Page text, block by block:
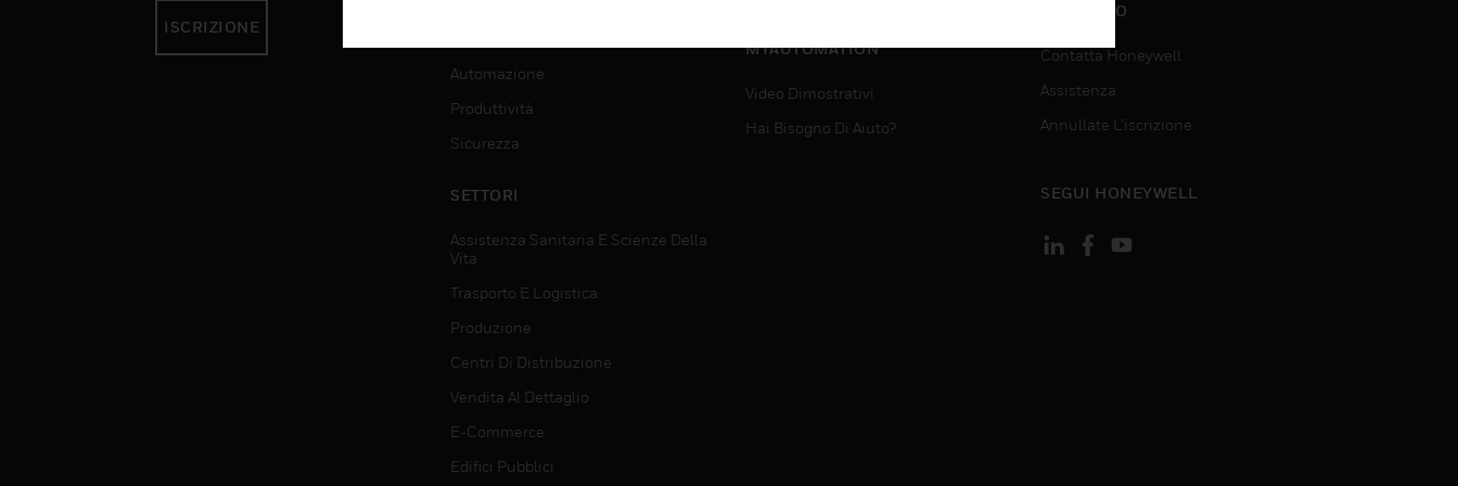
ISCRIZIONE
Automazione
Produttività
Sicurezza
SETTORI
Assistenza Sanitaria E Scienze Della
Vita
Trasporto E Logistica
Produzione
Centri Di Distribuzione
Vendita Al Dettaglio
E-Commerce
Edifici Pubblici
MYAUTOMATION
Video Dimostrativi
Hai Bisogno Di Aiuto?
CONTATTO
Contatta Honeywell
Assistenza
Annullate L’iscrizione
SEGUI HONEYWELL